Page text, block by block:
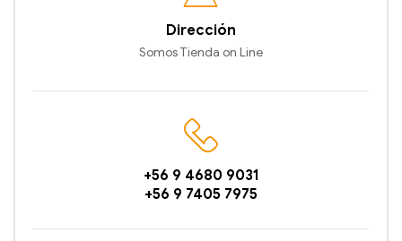
Dirección
Somos Tienda on Line
+56 9 4680 9031
+56 9 7405 7975